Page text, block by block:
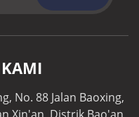
No. 88 Jalan Baoxing,
Xin'an, Distrik Bao'an,